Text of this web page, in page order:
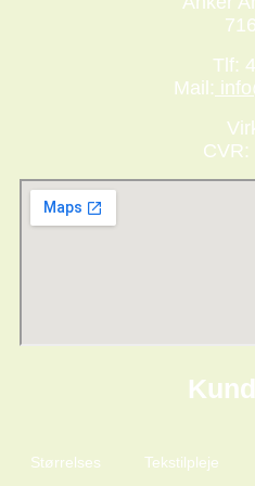
Tlf:
Mail:
CVR:
Størrelses Tekstilpleje